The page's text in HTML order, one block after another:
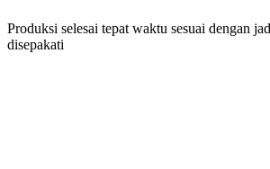
Produksi selesai tepat waktu sesuai dengan
disepakati